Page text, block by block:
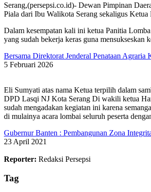
Serang,(persepsi.co.id)- Dewan Pimpinan
Piala dari Ibu Walikota Serang sekaligus
Dalam kesempatan kali ini ketua Panitia
yang sudah bekerja keras guna mensukseskan
Bersama Direktorat Jenderal Penataan
5 Februari 2026
Eli Sumyati atas nama Ketua terpilih dalam
DPD Lasqi NJ Kota Serang Di wakili ketua
sudah mengadakan kegiatan ini karena
di mulainya acara lombai seluruh peserta
Gubernur Banten : Pembangunan Zona
23 April 2021
Reporter: Redaksi Persepsi
Tag